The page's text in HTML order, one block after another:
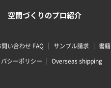
空間づくりのプロ紹介
問い合わせ FAQ サンプル請求 書籍
シーポリシー Overseas shipping